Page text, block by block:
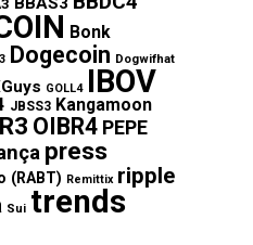
Bonk
Dogecoin Dogwifhat
GOLL4 IBOV
JBSS3 Kangamoon
OIBR4 PEPE
press
(RABT) Remittix ripple
Sui trends